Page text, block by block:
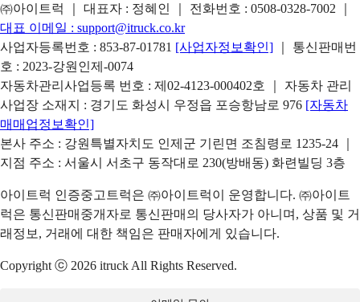
㈜아이트럭 ｜ 대표자 : 정혜인 ｜ 전화번호 : 0508-0328-7002
대표 이메일 : support@itruck.co.kr
사업자등록번호 : 853-87-01781 [사업자정보확인]
｜ 통신판매번
호 : 2023-강원인제-0074
자동차관리사업등록 번호 : 제02-4123-000402호 ｜ 자동차 관리
사업장 소재지 : 경기도 화성시 우정읍 포승항남로 976 [자동차
매매업정보확인]
본사 주소 : 강원특별자치도 인제군 기린면 조침령로 1235-24 ｜
지점 주소 : 서울시 서초구 동작대로 230(방배동) 화련빌딩 3층
아이트럭 인증중고트럭은 ㈜아이트럭이 운영합니다. ㈜아이트
럭은 통신판매중개자로 통신판매의 당사자가 아니며, 상품 및 거
래정보, 거래에 대한 책임은 판매자에게 있습니다.
Copyright ⓒ 2026 itruck All Rights Reserved.